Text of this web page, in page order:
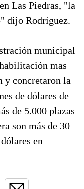
Las Piedras, "la
dijo Rodríguez.
municipal
mas
y concretaron la
de dólares de
de 5.000 plazas
son más de 30
en